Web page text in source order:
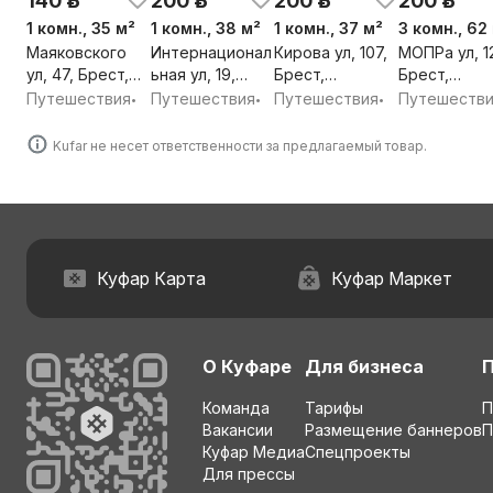
1 комн., 35 м²
Маяковского
ул, 47, Брест,
Брестская обл.
Путешествия•
1 комн., 38 м²
Интернационал
ьная ул, 19,
Брест,
Путешествия•
1 комн., 37 м²
Кирова ул, 107,
Брест,
Брестская обл.
Путешествия•
3 комн., 62
МОПРа ул,
Брест,
Брестская
Kufar не несет ответственности за предлагаемый товар.
Куфар Карта Куфар Маркет
О Куфаре
Команда
Вакансии
Куфар Медиа
Для прессы
Для бизнеса
Тарифы
Размещение баннеров
Спецпроекты